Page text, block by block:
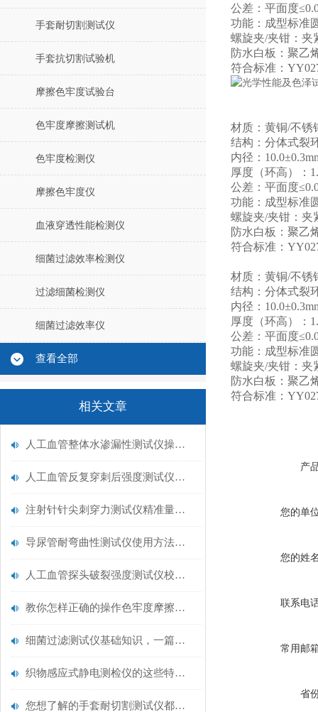
手套耐切割测试仪
手套抗切割试验机
摩擦色牢度试验台
色牢度摩擦测试机
色牢度检测仪
摩擦色牢度仪
血液穿透性能检测仪
细菌过滤效率检测仪
过滤细菌检测仪
细菌过滤效率仪
查看全部
相关文章
人工血管整体水渗漏性测试仪操作中最容易出错的步骤
人工血管反复穿刺后强度测试仪是什么？透析患者的“生命管“质量靠它把关！
注射针针尖刺穿力测试仪精准量化针尖锋利度，构筑临床安全防线
导尿管耐弯曲性测试仪使用方法与操作规范
人工血管探头破裂强度测试仪校准规范：精准赋能医疗安全的技术基准
教你怎样正确的操作色牢度摩擦测试机
细菌过滤测试仪基础知识，一篇搞定
织物感应式静电测检仪的这些特点很少有人都知道
您想了解的手套耐切割测试仪都在这里了
公差：平面度
功能：成型标准
螺旋夹/夹钳：夹
防水白板：聚乙
符合标准：
材质：黄铜/不锈
结构：分体式裂
内径：
厚度（环高）：
公差：平面度
功能：成型标准
螺旋夹/夹钳：夹
防水白板：聚乙
符合标准：
材质：黄铜/不锈
结构：分体式裂
内径：
厚度（环高）：
公差：平面度
功能：成型标准
螺旋夹/夹钳：夹
防水白板：聚乙
符合标准：
产
您的单
您的姓
联系电
常用邮
省